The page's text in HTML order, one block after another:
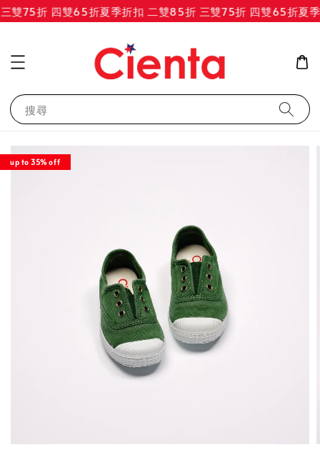
雙75折 四雙65折夏季折扣 二雙85折 三雙75折 四雙65折夏季
搜尋
up to 35% off